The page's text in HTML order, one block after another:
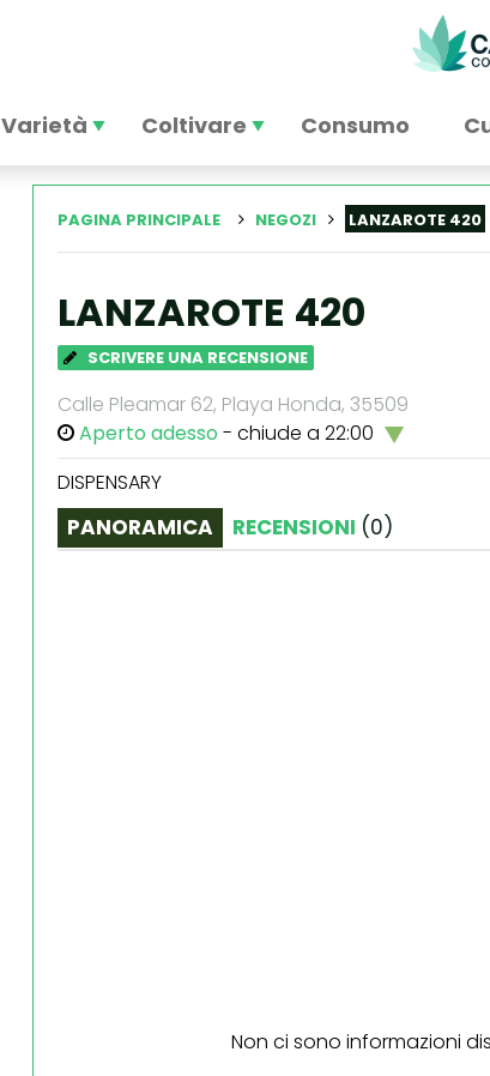
Varietà Coltivare Consumo
PAGINA PRINCIPALE NEGOZI LANZAROTE 420
LANZAROTE 420
SCRIVERE UNA RECENSIONE
Calle Pleamar 62, Playa Honda, 35509
Aperto adesso - chiude a 22:00
DISPENSARY
PANORAMICA RECENSIONI (0)
Non ci sono informazioni